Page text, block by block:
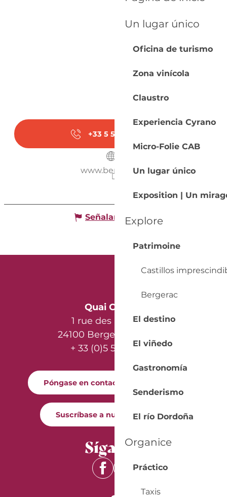
Un lugar único
Oficina de turismo
Zona vinícola
Claustro
Experiencia Cyrano
Micro-Folie CAB
Un lugar único
Exposition | Un
Explore
Patrimoine
Castillos
Bergerac
El destino
El viñedo
Gastronomía
Senderismo
El río Dordoña
Organice
Práctico
Taxis
+33 5 53 63 04
www.bergerac.fr
Señalar un error
Quai Cyrano
1 rue des Récollets
24100 Bergerac - France
+ 33 (0)5 53 57 03 11
Póngase en contacto con nosotros
Suscríbase a nuestro boletín
Síganos